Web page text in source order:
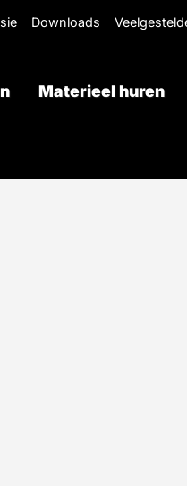
Downloads
Materieel huren
Offerte aanvragen